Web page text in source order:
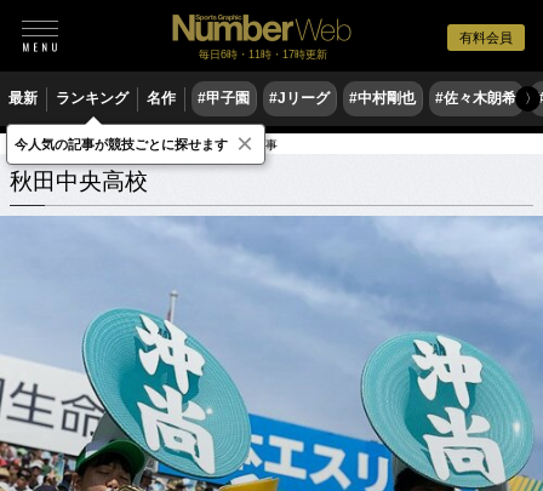
有料会員
毎日6時・11時・17時更新
最新 ランキング 名作 #甲子園 #Jリーグ #中村剛也 #佐々木朗希 〉
学校 秋田県 秋田中央高校 関連記事
秋田中央高校
今人気の記事が競技ごとに探せます ×